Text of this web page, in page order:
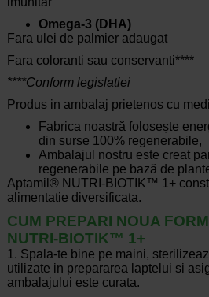
Omega-3 (DHA)
Fara ulei de palmier adaugat
Fara coloranti sau conservanti****
****Conform legislatiei
Produs in ambalaj prietenos cu
Fabrica noastră folosește
din surse 100% regenerabile,
Ambalajul nostru este creat
regenerabile pe bază de
Aptamil® NUTRI-BIOTIK™ 1+
alimentatie diversificata.
CUM PREPARI NOUA
NUTRI-BIOTIK™ 1+
1. Spala-te bine pe maini,
utilizate in prepararea laptelui si
ambalajului este curata.